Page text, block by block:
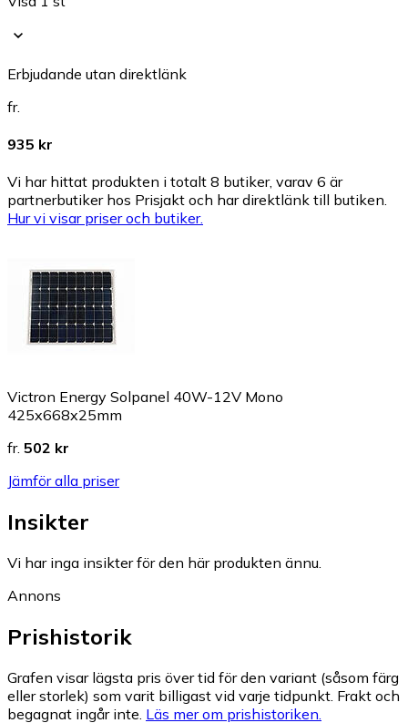
Erbjudande utan direktlänk
fr.
935 kr
Vi har hittat produkten i totalt 8 butiker, varav 6 är
partnerbutiker hos Prisjakt och har direktlänk till butiken.
Hur vi visar priser och butiker.
Victron Energy Solpanel 40W-12V Mono
425x668x25mm
fr. 502 kr
Jämför alla priser
Insikter
Vi har inga insikter för den här produkten ännu.
Annons
Prishistorik
Grafen visar lägsta pris över tid för den variant (såsom färg
eller storlek) som varit billigast vid varje tidpunkt. Frakt och
begagnat ingår inte. Läs mer om prishistoriken.